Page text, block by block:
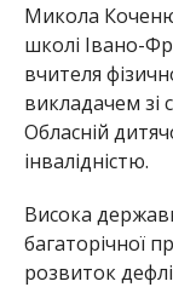
Микола
школі Івано-
вчителя
викладачем зі
Обласній
інвалідністю.
Висока
багаторічної
розвиток